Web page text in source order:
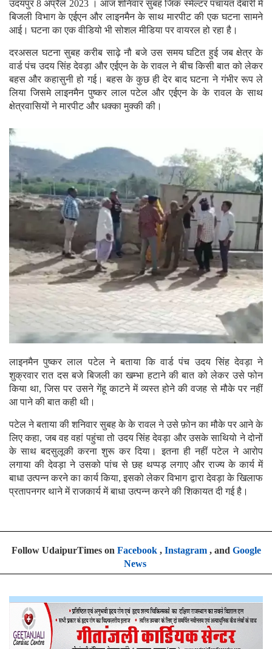
उदयपुर 8 अप्रैल 2023 । आज शनिवार सुबह जिंक स्मेल्टर पंचायत देबारी में
बिजली विभाग के एईएन और लाइनमैन के साथ मारपीट की एक घटना सामने
आई। घटना का एक वीडियो भी सोशल मीडिया पर वायरल हो रहा है।
दरअसल घटना सुबह करीब साढ़े नौ बजे उस समय घटित हुई जब क्षेत्र के
वार्ड पंच उदय सिंह देवड़ा और एईएन के के रावल ने बीच किसी बात को लेकर
बहस और कहासुनी हो गई। बहस के कुछ ही देर बाद घटना ने गंभीर रूप ले
लिया जिसमे लाइनमैन पुष्कर लाल पटेल और एईएन के के रावल के साथ
क्षेत्रवासियों ने मारपीट और धक्का मुक्की की।
लाइनमैन पुष्कर लाल पटेल ने बताया कि वार्ड पंच उदय सिंह देवड़ा ने
शुक्रवार रात दस बजे बिजली का खम्भा हटाने की बात को लेकर उसे फोन
किया था, जिस पर उसने गेंहू काटने में व्यस्त होने की वजह से मौके पर नहीं
आ पाने की बात कही थी।
पटेल ने बताया की शनिवार सुबह के के रावल ने उसे फ़ोन का मौके पर आने के
लिए कहा, जब वह वहां पहुंचा तो उदय सिंह देवड़ा और उसके साथियो ने दोनों
के साथ बदसुलूकी करना शुरू कर दिया। इतना ही नहीं पटेल ने आरोप
लगाया की देवड़ा ने उसको पांच से छह थप्पड़ लगाए और राज्य के कार्य में
बाधा उत्पन्न करने का कार्य किया, इसको लेकर विभाग द्वारा देवड़ा के खिलाफ
प्रतापनगर थाने में राजकार्य में बाधा उत्पन्न करने की शिकायत दी गई है।
Follow UdaipurTimes on Facebook, Instagram, and Google
News